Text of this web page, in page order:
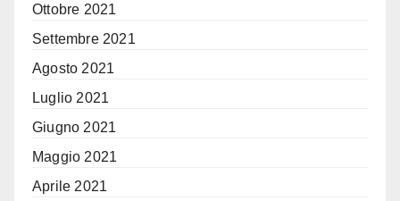
Ottobre 2021
Settembre 2021
Agosto 2021
Luglio 2021
Giugno 2021
Maggio 2021
Aprile 2021